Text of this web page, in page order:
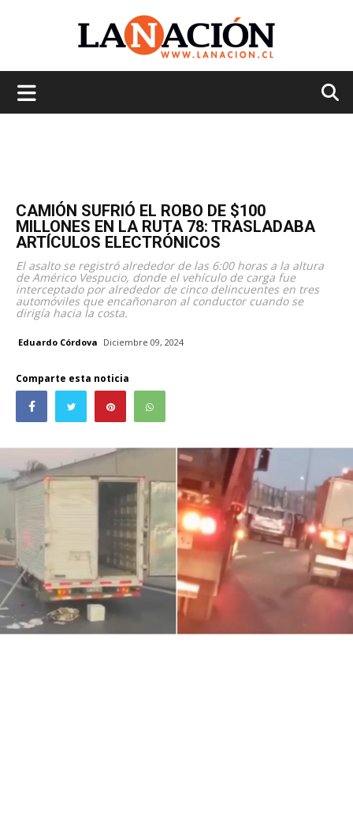
CAMIÓN SUFRIÓ EL ROBO DE $100
MILLONES EN LA RUTA 78: TRASLADABA
ARTÍCULOS ELECTRÓNICOS
El asalto se registró alrededor de las 6:00 horas a la altura
de Américo Vespucio, donde el vehículo de carga fue
interceptado por alrededor de cinco delincuentes en tres
automóviles que encañonaron al conductor cuando se
dirigía hacia la costa.
Eduardo Córdova Diciembre 09, 2024
Comparte esta noticia